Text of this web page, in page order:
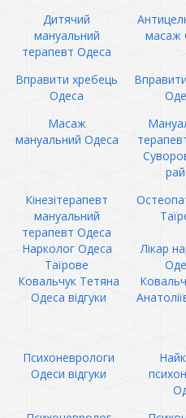
Дитячий
мануальний
терапевт Одеса
масаж
Вправити хребець
Одеса
Масаж
мануальний Одеса
Кінезітерапевт
мануальний
терапевт Одеса
Нарколог Одеса
Таїрове
Лікар
Ковальчук Тетяна
Одеса відгуки
Психоневрологи
Одеси відгуки